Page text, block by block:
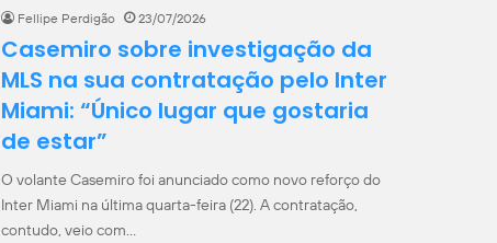
Fellipe Perdigão 23/07/2026
Casemiro sobre investigação da
MLS na sua contratação pelo Inter
Miami: “Único lugar que gostaria
de estar”
O volante Casemiro foi anunciado como novo reforço do
Inter Miami na última quarta-feira (22). A contratação,
contudo, veio com…